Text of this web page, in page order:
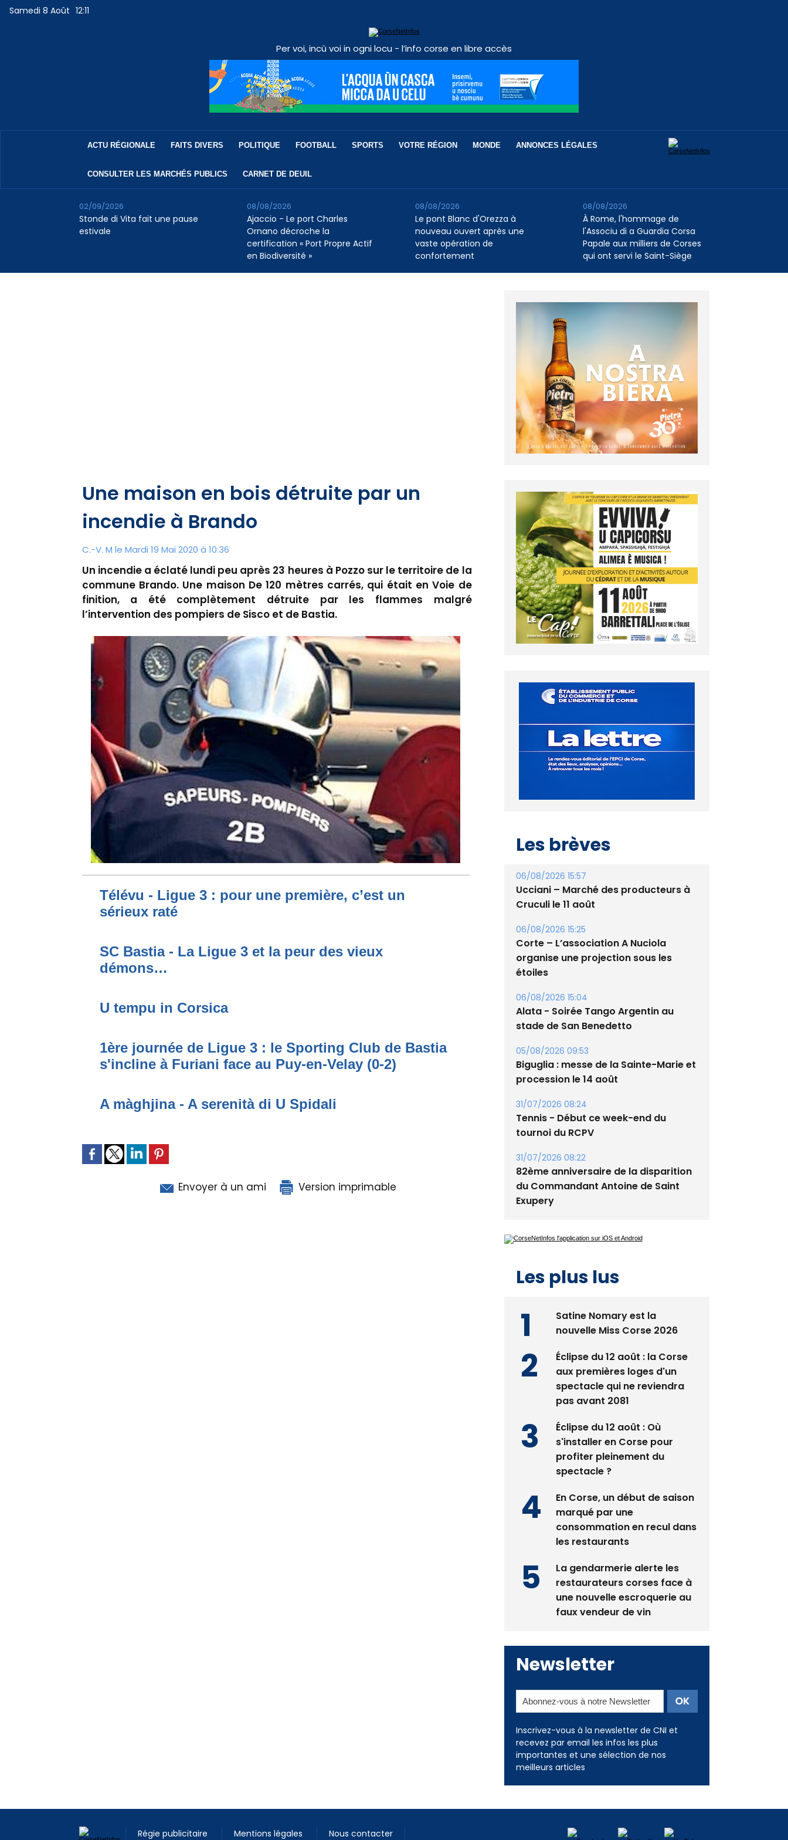
Samedi 8 Août 12:11
Per voi, incù voi in ogni locu - l’info corse en libre accès
ACTU RÉGIONALE FAITS DIVERS POLITIQUE FOOTBALL SPORTS VOTRE RÉGION MONDE ANNONCES LÉGALES
CONSULTER LES MARCHÉS PUBLICS CARNET DE DEUIL
Stonde di Vita fait une pause
estivale
02/09/2026
Ajaccio - Le port Charles
Ornano décroche la
certification « Port Propre Actif
en Biodiversité »
08/08/2026
Le pont Blanc d'Orezza à
nouveau ouvert après une
vaste opération de
confortement
08/08/2026
À Rome, l'hommage de
l'Associu di a Guardia Corsa
Papale aux milliers de Corses
qui ont servi le Saint-Siège
08/08/2026
Une maison en bois détruite par un
incendie à Brando
C.-V. M le Mardi 19 Mai 2020 à 10:36
Un incendie a éclaté lundi peu après 23 heures à Pozzo sur le territoire de la
commune Brando. Une maison De 120 mètres carrés, qui était en Voie de
finition, a été complètement détruite par les flammes malgré
l’intervention des pompiers de Sisco et de Bastia.
Télévu - Ligue 3 : pour une première, c’est un
sérieux raté
SC Bastia - La Ligue 3 et la peur des vieux
démons…
U tempu in Corsica
1ère journée de Ligue 3 : le Sporting Club de Bastia
s'incline à Furiani face au Puy-en-Velay (0-2)
A màghjina - A serenità di U Spidali
Envoyer à un ami Version imprimable
Les brèves
06/08/2026 15:57
Ucciani – Marché des producteurs à
Cruculi le 11 août
06/08/2026 15:25
Corte – L’association A Nuciola
organise une projection sous les
étoiles
06/08/2026 15:04
Alata - Soirée Tango Argentin au
stade de San Benedetto
05/08/2026 09:53
Biguglia : messe de la Sainte-Marie et
procession le 14 août
31/07/2026 08:24
Tennis - Début ce week-end du
tournoi du RCPV
31/07/2026 08:22
82ème anniversaire de la disparition
du Commandant Antoine de Saint
Exupery
Les plus lus
Satine Nomary est la
nouvelle Miss Corse 2026
Éclipse du 12 août : la Corse
aux premières loges d'un
spectacle qui ne reviendra
pas avant 2081
Éclipse du 12 août : Où
s'installer en Corse pour
profiter pleinement du
spectacle ?
En Corse, un début de saison
marqué par une
consommation en recul dans
les restaurants
La gendarmerie alerte les
restaurateurs corses face à
une nouvelle escroquerie au
faux vendeur de vin
Newsletter
Inscrivez-vous à la newsletter de CNI et
recevez par email les infos les plus
importantes et une sélection de nos
meilleurs articles
Régie publicitaire Mentions légales Nous contacter